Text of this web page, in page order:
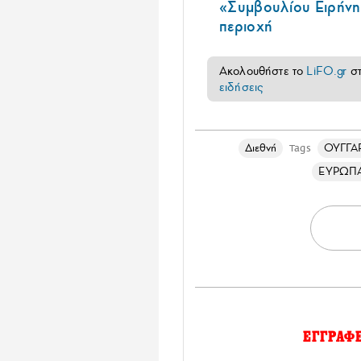
«Συμβουλίου
περιοχή
Ακολουθήστε το LiFO.gr
ειδήσεις
Διεθνή Tags